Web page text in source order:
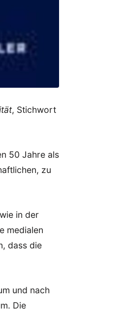
, Stichwort
50 Jahre als
zu
in der
medialen
dass die
und nach
Die